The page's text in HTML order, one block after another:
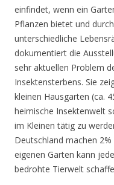
einfindet, wenn ein
Pflanzen bietet und
unterschiedliche
dokumentiert die
sehr aktuellen Problem
Insektensterbens. Sie
kleinen Hausgarten (ca.
heimische Insektenwelt
im Kleinen tätig zu
Deutschland machen
eigenen Garten kann
bedrohte Tierwelt